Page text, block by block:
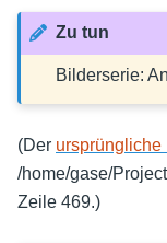
Zu tun
Bilderserie:
(Der ursprüngliche
/home/gase/
Zeile 469.)